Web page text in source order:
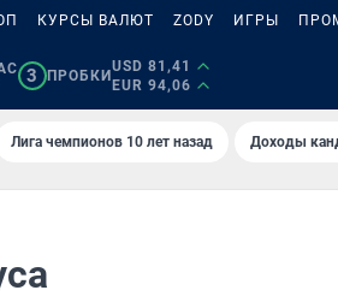
КУРСЫ ВАЛЮТ ZODY ИГРЫ
3 ПРОБКИ
USD 81,41
EUR 94,06
Лига чемпионов 10 лет назад Доходы